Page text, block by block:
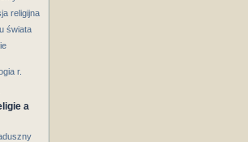
religijna
świata
r.
a